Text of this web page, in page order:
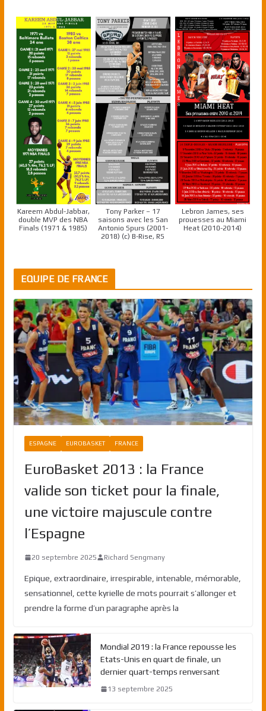
Kareem Abdul-Jabbar,
double MVP des NBA
Finals (1971 & 1985)
Tony Parker – 17
saisons avec les San
Antonio Spurs (2001-
2018) (c) B-Rise, RS
Lebron James, ses
prouesses au Miami
Heat (2010-2014)
EQUIPE DE FRANCE
ESPAGNE EUROBASKET FRANCE
EuroBasket 2013 : la France
valide son ticket pour la finale,
une victoire majuscule contre
l’Espagne
20 septembre 2025 Richard Sengmany
Epique, extraordinaire, irrespirable, intenable, mémorable,
sensationnel, cette kyrielle de mots pourrait s’allonger et
prendre la forme d’un paragraphe après la
Mondial 2019 : la France repousse les
Etats-Unis en quart de finale, un
dernier quart-temps renversant
13 septembre 2025